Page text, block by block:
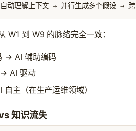
W1 到 W9 的脉络完全一致：
→ AI 辅助编码
AI 驱动
主（在生产运维领域）
知识流失